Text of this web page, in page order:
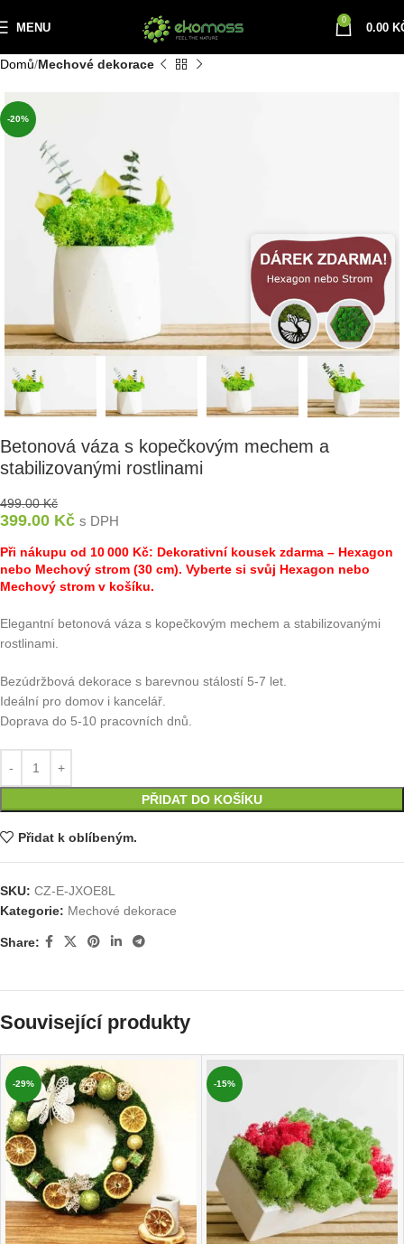
MENU
0
0.00
Domů Mechové dekorace
-20%
Betonová váza s kopečkovým mechem a
stabilizovanými rostlinami
499.00Kč
399.00 Kč s DPH
Při nákupu od 10 000 Kč: Dekorativní kousek zdarma – Hexagon
nebo Mechový strom (30 cm). Vyberte si svůj Hexagon nebo
Mechový strom v košíku.
Elegantní betonová váza s kopečkovým mechem a stabilizovanými
rostlinami.
Bezúdržbová dekorace s barevnou stálostí 5-7 let.
Ideální pro domov i kancelář.
Doprava do 5-10 pracovních dnů.
PŘIDAT DO KOŠÍKU
Přidat k oblíbeným.
SKU: CZ-E-JXOE8L
Kategorie: Mechové dekorace
Share:
Související produkty
-29% -15%